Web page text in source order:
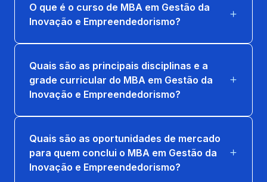
MARKETING
36 horas
RESPONSAB. SOCIOAMBIENTAL CORPOR.
E SUSTENTAB.
O que é o curso de MBA em Gestão da
Inovação e Empreendedorismo?
Quais são as principais disciplinas e a
grade curricular do MBA em Gestão da
Inovação e Empreendedorismo?
Quais são as oportunidades de mercado
para quem conclui o MBA em Gestão da
Inovação e Empreendedorismo?